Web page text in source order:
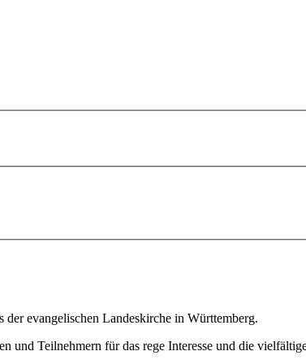
evangelischen Landeskirche in Württemberg.
und Teilnehmern für das rege Interesse und die